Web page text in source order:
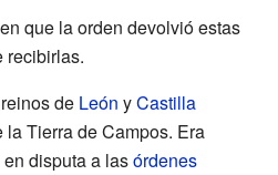
que la orden devolvió estas
recibirlas.
de León yCastilla
Tierra de Campos. Era
disputa a lasórdenes